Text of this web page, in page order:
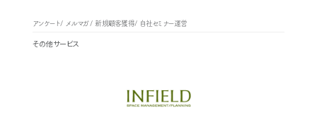
アンケート メルマガ 新規顧客獲得 自社セミナー運営
その他サービス